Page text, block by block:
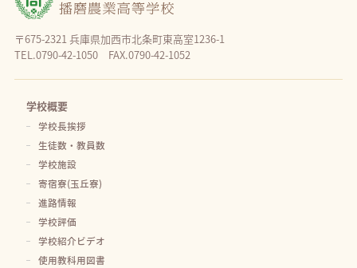
〒675-2321 兵庫県加西市北条町東高室1236-1
TEL.0790-42-1050 FAX.0790-42-1052
学校概要
学校長挨拶
生徒数・教員数
学校施設
寄宿寮(玉丘寮)
進路情報
学校評価
学校紹介ビデオ
使用教科用図書